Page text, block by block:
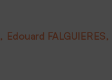
Edouard FALGUIERES